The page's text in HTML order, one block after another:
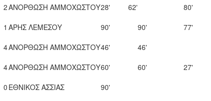
2ΑΝΟΡΘΩΣΗ ΑΜΜΟΧΩΣΤΟΥ28' 62'
80'
1 ΑΡΗΣ ΛΕΜΕΣΟΥ 90' 90'
77'
4ΑΝΟΡΘΩΣΗ ΑΜΜΟΧΩΣΤΟΥ46'
46'
4ΑΝΟΡΘΩΣΗ ΑΜΜΟΧΩΣΤΟΥ60' 60'
27'
0 ΕΘΝΙΚΟΣ ΑΣΣΙΑΣ
90'